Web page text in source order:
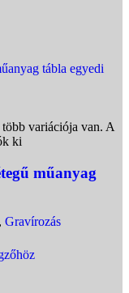
variációja van. A
ki
műanyag
, Gravírozás